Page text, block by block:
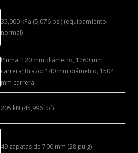
35,000 kPa (5,076 psi) (equipamiento
normal)
Pluma: 120 mm diámetro, 1260 mm
carrera; Brazo: 140 mm diámetro, 1504
mm carrera
205 kN (45,996 lbf)
49 zapatas de 700 mm (28 pulg)